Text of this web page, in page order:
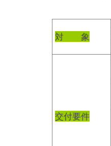
対 象
交付要件